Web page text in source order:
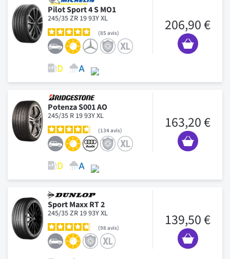
Pilot Sport 4 S MO1
245/35 ZR 19 93Y XL
85 avis 206,90 €
Potenza S001 AO
245/35 R 19 93Y XL
134avis 163,20 €
Sport Maxx RT 2
245/35 ZR 19 93Y XL
98 avis 139,50 €